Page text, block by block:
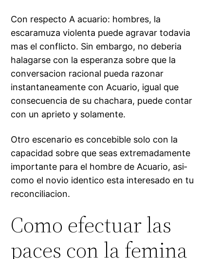
Con respecto A acuario: hombres, la
escaramuza violenta puede agravar todavia
mas el conflicto. Sin embargo, no deberia
halagarse con la esperanza sobre que la
conversacion racional pueda razonar
instantaneamente con Acuario, igual que
consecuencia de su chachara, puede contar
con un aprieto y solamente.
Otro escenario es concebible solo con la
capacidad sobre que seas extremadamente
importante para el hombre de Acuario, asi­
como el novio identico esta interesado en tu
reconciliacion.
Como efectuar las
paces con la femina